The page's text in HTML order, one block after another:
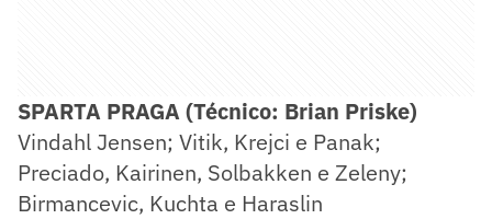
SPARTA PRAGA (Técnico: Brian Priske)
Vindahl Jensen; Vitik, Krejci e Panak;
Preciado, Kairinen, Solbakken e Zeleny;
Birmancevic, Kuchta e Haraslin